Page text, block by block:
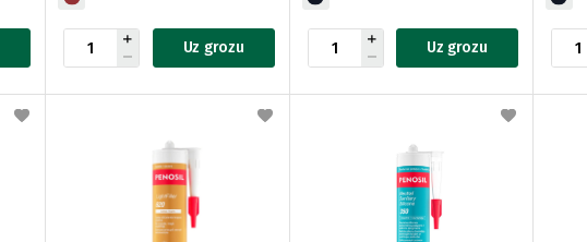
Uz grozu Uz grozu